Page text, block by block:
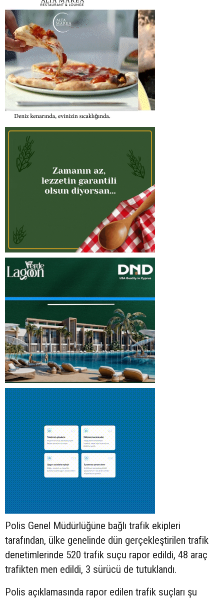
Polis Genel Müdürlüğüne bağlı trafik ekipleri
tarafından, ülke genelinde dün gerçekleştirilen trafik
denetimlerinde 520 trafik suçu rapor edildi, 48 araç
trafikten men edildi, 3 sürücü de tutuklandı.
Polis açıklamasında rapor edilen trafik suçları şu